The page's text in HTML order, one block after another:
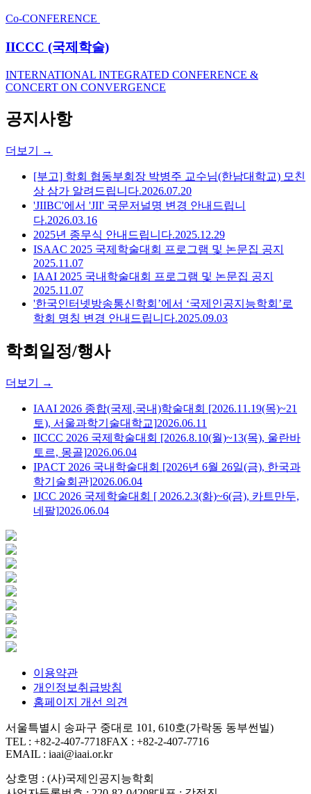
Co-CONFERENCE
IICCC (국제학술)
INTERNATIONAL INTEGRATED CONFERENCE &
CONCERT ON CONVERGENCE
공지사항
더보기 →
[부고] 학회 협동부회장 박병주 교수님(한남대학교) 모친
상 삼가 알려드립니다.2026.07.20
'JIIBC'에서 'JII' 국문저널명 변경 안내드립니
다.2026.03.16
2025년 종무식 안내드립니다.2025.12.29
ISAAC 2025 국제학술대회 프로그램 및 논문집 공지
2025.11.07
IAAI 2025 국내학술대회 프로그램 및 논문집 공지
2025.11.07
'한국인터넷방송통신학회’에서 ‘국제인공지능학회’로
학회 명칭 변경 안내드립니다.2025.09.03
학회일정/행사
더보기 →
IAAI 2026 종합(국제,국내)학술대회 [2026.11.19(목)~21
토), 서울과학기술대학교]2026.06.11
IICCC 2026 국제학술대회 [2026.8.10(월)~13(목), 울란바
토르, 몽골]2026.06.04
IPACT 2026 국내학술대회 [2026년 6월 26일(금), 한국과
학기술회관]2026.06.04
IJCC 2026 국제학술대회 [ 2026.2.3(화)~6(금), 카트만두,
네팔]2026.06.04
이용약관
개인정보취급방침
홈페이지 개선 의견
서울특별시 송파구 중대로 101, 610호(가락동 동부썬빌)
TEL : +82-2-407-7718FAX : +82-2-407-7716
EMAIL : iaai@iaai.or.kr
상호명 : (사)국제인공지능학회